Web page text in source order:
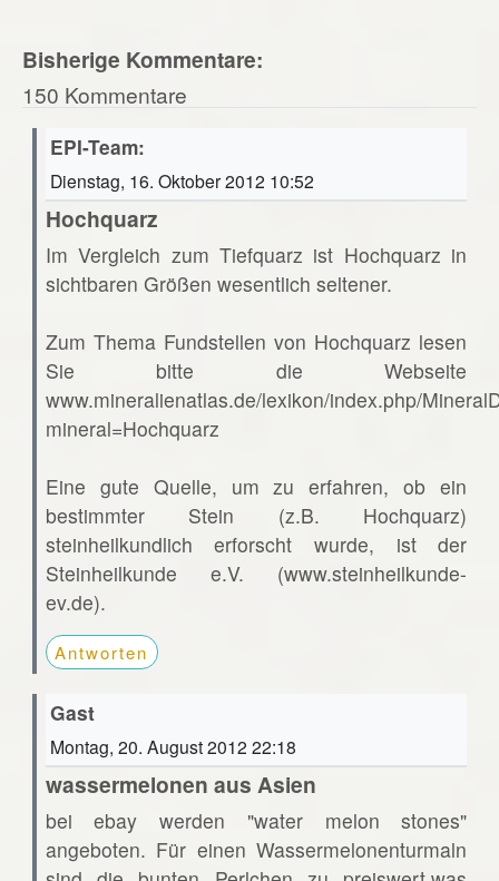
Bisherige Kommentare:
150 Kommentare
EPI-Team:
Dienstag, 16. Oktober 2012 10:52
Hochquarz
Im Vergleich zum Tiefquarz ist Hochquarz in
sichtbaren Größen wesentlich seltener.
Zum Thema Fundstellen von Hochquarz lesen
Sie bitte die Webseite
www.mineralienatlas.de/lexikon/index.php/
mineral=Hochquarz
Eine gute Quelle, um zu erfahren, ob ein
bestimmter Stein (z.B. Hochquarz)
steinheilkundlich erforscht wurde, ist der
Steinheilkunde e.V. (www.steinheilkunde-
ev.de).
Antworten
Gast
Montag, 20. August 2012 22:18
wassermelonen aus Asien
bei ebay werden "water melon stones"
angeboten. Für einen Wassermelonenturmaln